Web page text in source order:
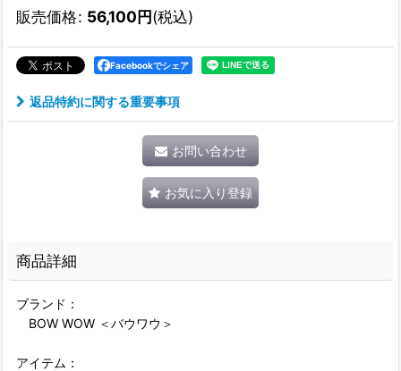
販売価格: 56,100円(税込)
Facebookでシェア
返品特約に関する重要事項
お問い合わせ
お気に入り登録
商品詳細
ブランド：
BOW WOW ＜バウワウ＞
アイテム：